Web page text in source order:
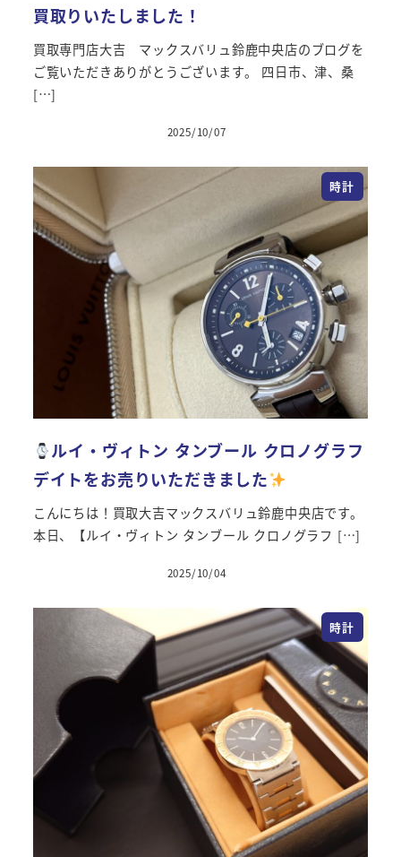
買取りいたしました！
買取専門店大吉 マックスバリュ鈴鹿中央店のブログを
ご覧いただきありがとうございます。 四日市、津、桑
[…]
投稿日
2025/10/07
時計
ルイ・ヴィトン タンブール クロノグラフ
デイトをお売りいただきました
こんにちは！買取大吉マックスバリュ鈴鹿中央店です。
本日、【ルイ・ヴィトン タンブール クロノグラフ […]
投稿日
2025/10/04
時計